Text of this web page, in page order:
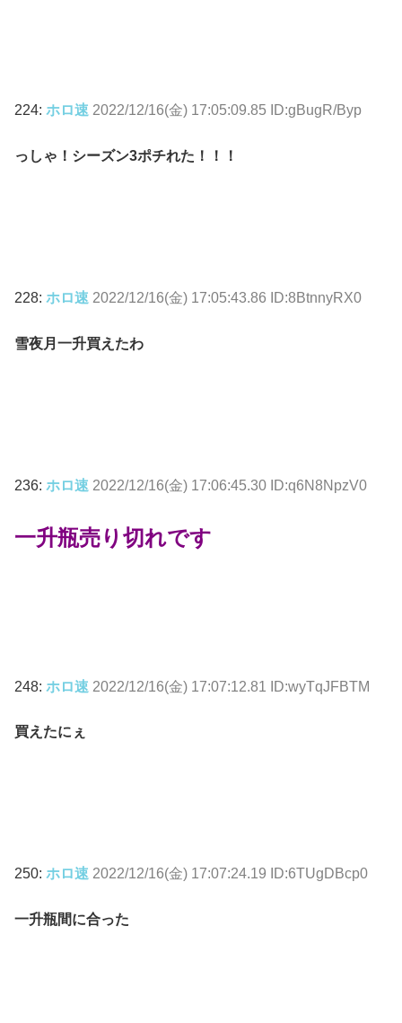
224: ホロ速 2022/12/16(金) 17:05:09.85 ID:gBugR/Byp
っしゃ！シーズン3ポチれた！！！
228: ホロ速 2022/12/16(金) 17:05:43.86 ID:8BtnnyRX0
雪夜月一升買えたわ
236: ホロ速 2022/12/16(金) 17:06:45.30 ID:q6N8NpzV0
一升瓶売り切れです
248: ホロ速 2022/12/16(金) 17:07:12.81 ID:wyTqJFBTM
買えたにぇ
250: ホロ速 2022/12/16(金) 17:07:24.19 ID:6TUgDBcp0
一升瓶間に合った